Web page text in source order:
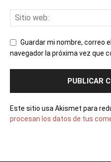
Guardar mi nombre, correo
navegador la próxima vez que
Este sitio usa Akismet para
procesan los datos de tus